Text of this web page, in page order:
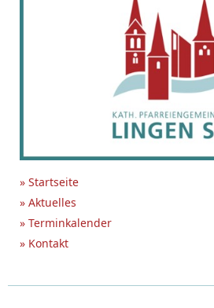
» Startseite
» Aktuelles
» Terminkalender
» Kontakt